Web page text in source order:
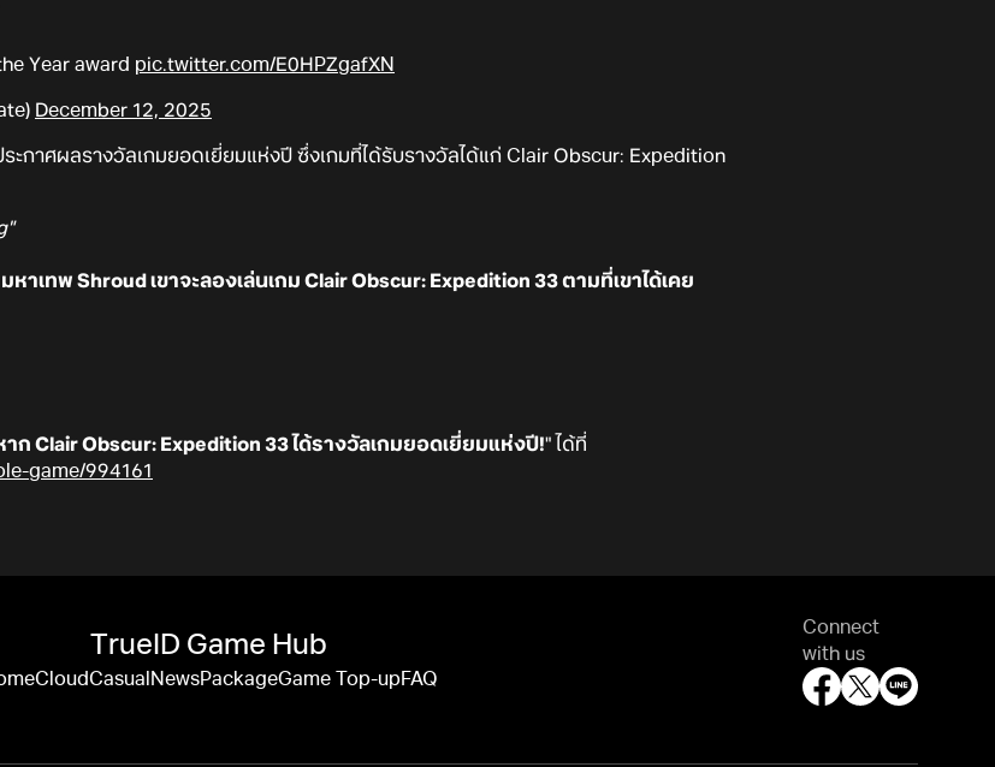
Year award pic.twitter.com/E0HPZgafXN
December 12, 2025
ะกาศผลรางวัลเกมยอดเยี่ยมแห่งปี ซึ่งเกมที่ได้รับรางวัลได้แก่ Clair Obscur: Expedition
เทพ Shroud เขาจะลองเล่นเกม Clair Obscur: Expedition 33 ตามที่เขาได้เคย
ก Clair Obscur: Expedition 33 ได้รางวัลเกมยอดเยี่ยมแห่งปี!" ได้ที่
game/994161
TrueID Game Hub
CloudCasual NewsPackageGame Top-upFAQ
Connect
with us